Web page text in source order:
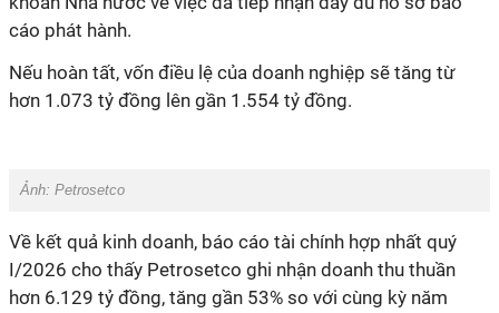
cáo phát hành.
Nếu hoàn tất, vốn điều lệ của doanh nghiệp sẽ tăng từ
hơn 1.073 tỷ đồng lên gần 1.554 tỷ đồng.
Ảnh: Petrosetco
Về kết quả kinh doanh, báo cáo tài chính hợp nhất quý
I/2026 cho thấy Petrosetco ghi nhận doanh thu thuần
hơn 6.129 tỷ đồng, tăng gần 53% so với cùng kỳ năm